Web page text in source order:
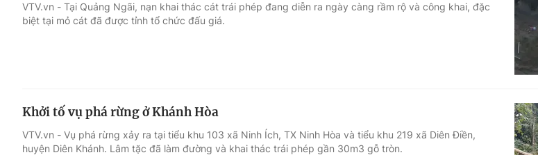
VTV.vn - Tại Quảng Ngãi, nạn khai thác cát trái phép đang diễn ra ngày càng rầm rộ và công khai, đặc
biệt tại mỏ cát đã được tỉnh tổ chức đấu giá.
Khởi tố vụ phá rừng ở Khánh Hòa
VTV.vn - Vụ phá rừng xảy ra tại tiểu khu 103 xã Ninh Ích, TX Ninh Hòa và tiểu khu 219 xã Diên Điền,
huyện Diên Khánh. Lâm tặc đã làm đường và khai thác trái phép gần 30m3 gỗ tròn.